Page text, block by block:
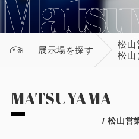
0120-
営業時間AM
展示場を探す
松山
松山
MATSUYAMA
/ 松山営